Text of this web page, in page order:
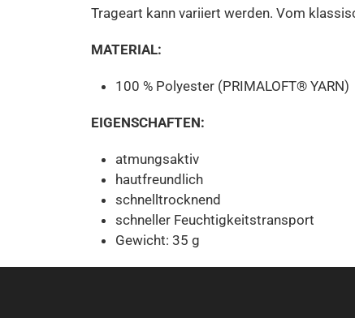
Trageart kann variiert werden. Vom
MATERIAL:
100 % Polyester (PRIMALOFT® YARN)
EIGENSCHAFTEN:
atmungsaktiv
hautfreundlich
schnelltrocknend
schneller Feuchtigkeitstransport
Gewicht: 35 g